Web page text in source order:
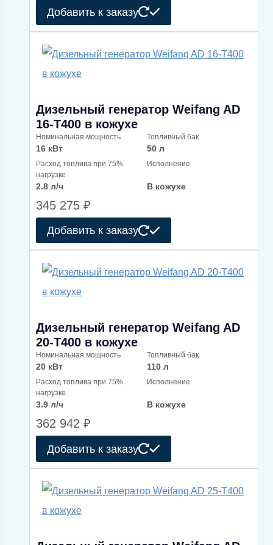
Добавить к заказу
Дизельный генератор Weifang AD
16-T400 в кожухе
Номинальная мощность
16 кВт
Топливный бак
50 л
Расход топлива при 75%
нагрузке
2.8 л/ч
Исполнение
В кожухе
345 275 ₽
Добавить к заказу
Дизельный генератор Weifang AD
20-T400 в кожухе
Номинальная мощность
20 кВт
Топливный бак
110 л
Расход топлива при 75%
нагрузке
3.9 л/ч
Исполнение
В кожухе
362 942 ₽
Добавить к заказу